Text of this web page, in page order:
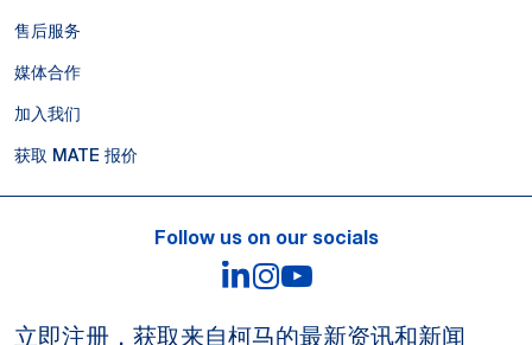
售后服务
媒体合作
加入我们
获取 MATE 报价
Follow us on our socials
LinkedIn
Instagram
立即注册，获取来自柯马的最新资讯和新闻